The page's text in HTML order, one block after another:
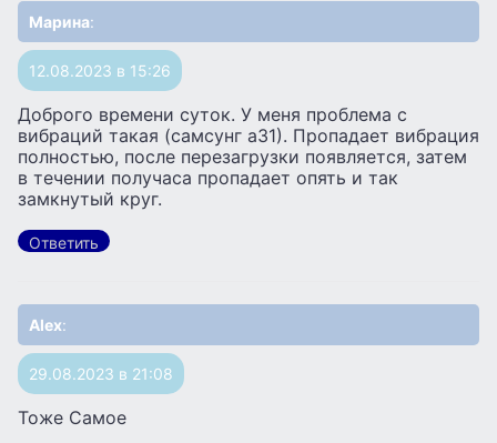
Марина:
12.08.2023 в 15:26
Доброго времени суток. У меня проблема с
вибраций такая (самсунг а31). Пропадает вибрация
полностью, после перезагрузки появляется, затем
в течении получаса пропадает опять и так
замкнутый круг.
Ответить
Alex:
29.08.2023 в 21:08
Тоже Самое